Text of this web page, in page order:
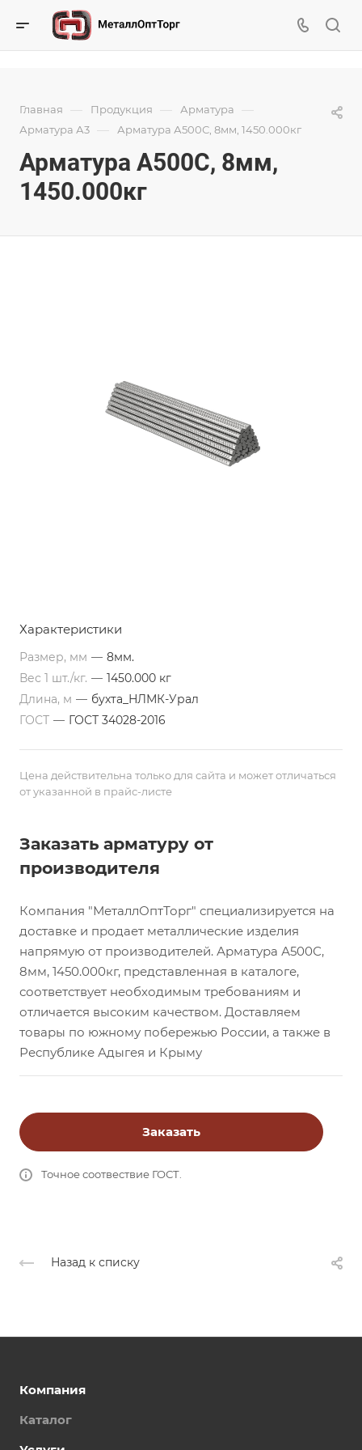
Главная — Продукция — Арматура —
Арматура А3 — Арматура А500С, 8мм, 1450.000кг
Арматура А500С, 8мм,
1450.000кг
Характеристики
Размер, мм — 8мм.
Вес 1 шт./кг. — 1450.000 кг
Длина, м — бухта_НЛМК-Урал
ГОСТ — ГОСТ 34028-2016
Цена действительна только для сайта и может отличаться
от указанной в прайс-листе
Заказать арматуру от
производителя
Компания "МеталлОптТорг" специализируется на
доставке и продает металлические изделия
напрямую от производителей. Арматура А500С,
8мм, 1450.000кг, представленная в каталоге,
соответствует необходимым требованиям и
отличается высоким качеством. Доставляем
товары по южному побережью России, а также в
Республике Адыгея и Крыму
Заказать
Точное соотвествие ГОСТ.
Назад к списку
Компания
Каталог